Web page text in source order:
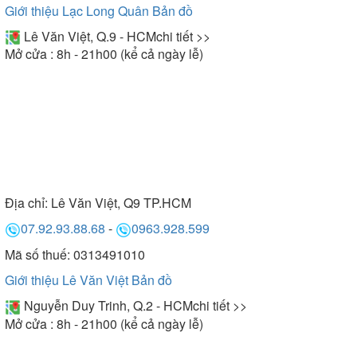
Giới thiệu Lạc Long Quân Bản đồ
Lê Văn Việt, Q.9 - HCMchi tiết >>
Mở cửa : 8h - 21h00 (kể cả ngày lễ)
Địa chỉ: Lê Văn Việt, Q9 TP.HCM
07.92.93.88.68 -
0963.928.599
Mã số thuế: 0313491010
Giới thiệu Lê Văn Việt Bản đồ
Nguyễn Duy Trinh, Q.2 - HCMchi tiết >>
Mở cửa : 8h - 21h00 (kể cả ngày lễ)